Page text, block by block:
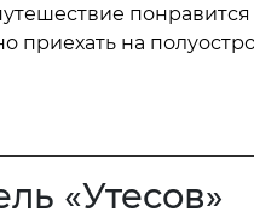
приехать на
«Утесов»